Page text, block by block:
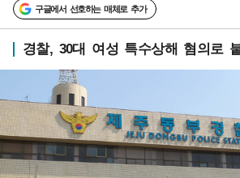
구글에서 선호하는 매체로 추가
경찰, 30대 여성 특수상해 혐의로